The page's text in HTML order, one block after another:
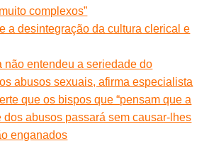
complexos”
a desintegração da cultura clerical e
não entendeu a seriedade do
abusos sexuais, afirma especialista
que os bispos que “pensam que a
dos abusos passará sem causar-lhes
enganados